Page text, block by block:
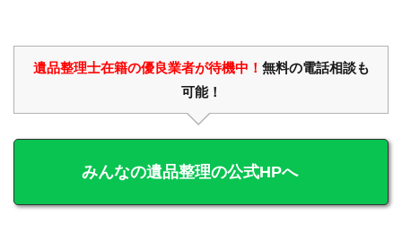
遺品整理士在籍の優良業者が待機中！ 無料の電話相談も
可能！
みんなの遺品整理の公式HPへ